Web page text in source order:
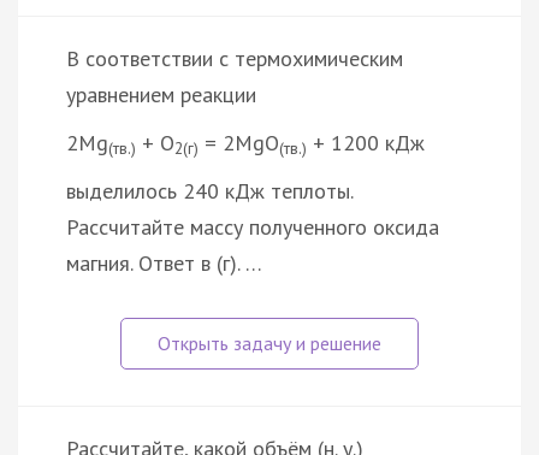
В соответствии с термохимическим
уравнением реакции
2Mg(тв.) + O2(г) = 2MgO(тв.) + 1200 кДж
выделилось 240 кДж теплоты.
Рассчитайте массу полученного оксида
магния. Ответ в (г). …
Рассчитайте, какой объём (н. у.)